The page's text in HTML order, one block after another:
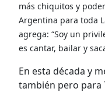
más chiquitos y
Argentina para toda
agrega: “Soy un
es cantar, bailar y
En esta década y
también pero para